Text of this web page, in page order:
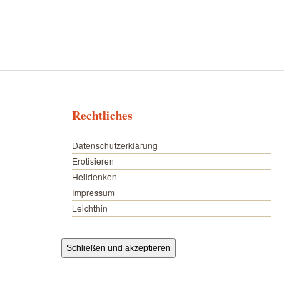
Rechtliches
Datenschutzerklärung
Erotisieren
Heildenken
Impressum
Leichthin